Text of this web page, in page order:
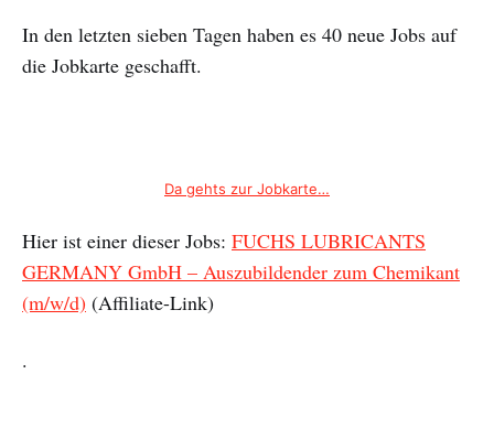
In den letzten sieben Tagen haben es 40 neue Jobs auf
die Jobkarte geschafft.
Da gehts zur Jobkarte…
Hier ist einer dieser Jobs: FUCHS LUBRICANTS
GERMANY GmbH – Auszubildender zum Chemikant
(m/w/d) (Affiliate-Link)
.